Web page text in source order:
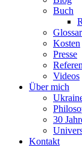
Buch
Glossar
Kosten
Presse
Videos
Über mich
30
Kontakt